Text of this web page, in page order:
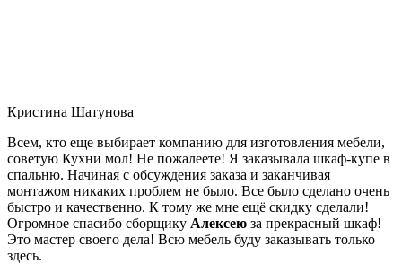
Кристина Шатунова
Всем, кто еще выбирает компанию для изготовления мебели,
советую Кухни мол! Не пожалеете! Я заказывала шкаф-купе в
спальню. Начиная с обсуждения заказа и заканчивая
монтажом никаких проблем не было. Все было сделано очень
быстро и качественно. К тому же мне ещё скидку сделали!
Огромное спасибо сборщику Алексею за прекрасный шкаф!
Это мастер своего дела! Всю мебель буду заказывать только
здесь.